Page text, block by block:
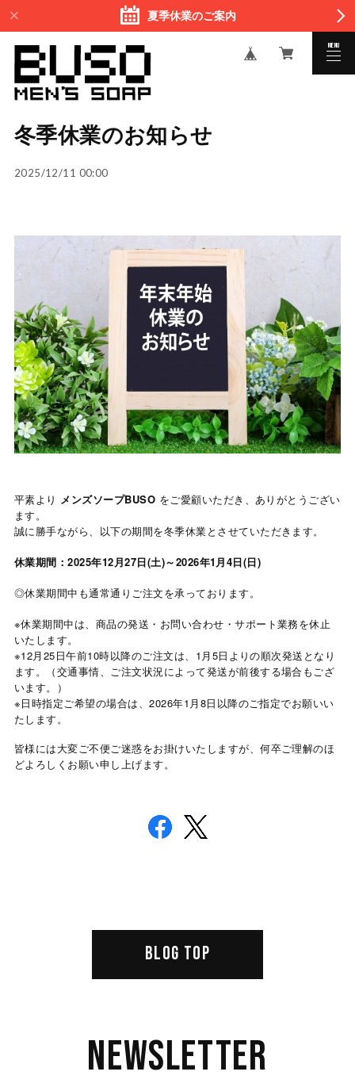
夏季休業のご案内
MENU
CLOSE
冬季休業のお知らせ
2025/12/11 00:00
平素より メンズソープBUSO をご愛顧いただき、ありがとうござい
ます。
誠に勝手ながら、以下の期間を冬季休業とさせていただきます。
休業期間：2025年12月27日(土)～2026年1月4日(日)
◎休業期間中も通常通りご注文を承っております。
※休業期間中は、商品の発送・お問い合わせ・サポート業務を休止
いたします。
※12月25日午前10時以降のご注文は、1月5日よりの順次発送となり
ます。（交通事情、ご注文状況によって発送が前後する場合もござ
います。）
※日時指定ご希望の場合は、2026年1月8日以降のご指定でお願いい
たします。
皆様には大変ご不便ご迷惑をお掛けいたしますが、何卒ご理解のほ
どよろしくお願い申し上げます。
BLOG TOP
Newsletter